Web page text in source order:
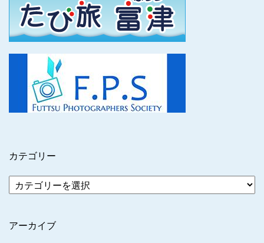
カテゴリー
アーカイブ